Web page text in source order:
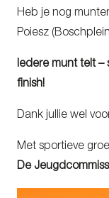
Heb je nog
Poiesz
Iedere munt telt –
finish!
Dank jullie wel
Met sportieve
De